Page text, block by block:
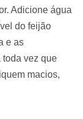
Adicione água
do feijão
e as
vez que
macios,